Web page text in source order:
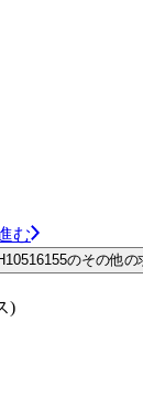
む
のその他の
)